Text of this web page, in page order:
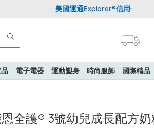
美國運通Explorer®信用卡會員購物禮
電子電器 運動塑身 時尚服飾 國際精品
全護® 3號幼兒成長配方